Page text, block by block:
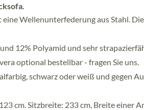
Wellenunterfederung aus Stahl.
12% Polyamid und sehr
optional bestellbar - fragen Sie uns.
schwarz oder weiß und gegen
cm. Sitzbreite: 233 cm, Breite einer